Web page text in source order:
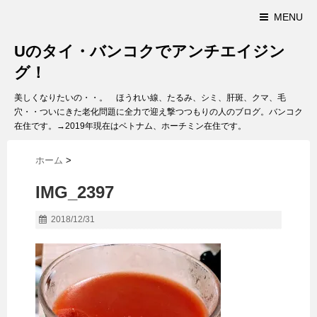
MENU
Uのタイ・バンコクでアンチエイジン
グ！
美しくなりたいの・・。 ほうれい線、たるみ、シミ、肝斑、クマ、毛
穴・・ついにきた老化問題に全力で迎え撃つつもりの人のブログ。バンコク
在住です。→2019年現在はベトナム、ホーチミン在住です。
ホーム >
IMG_2397
2018/12/31